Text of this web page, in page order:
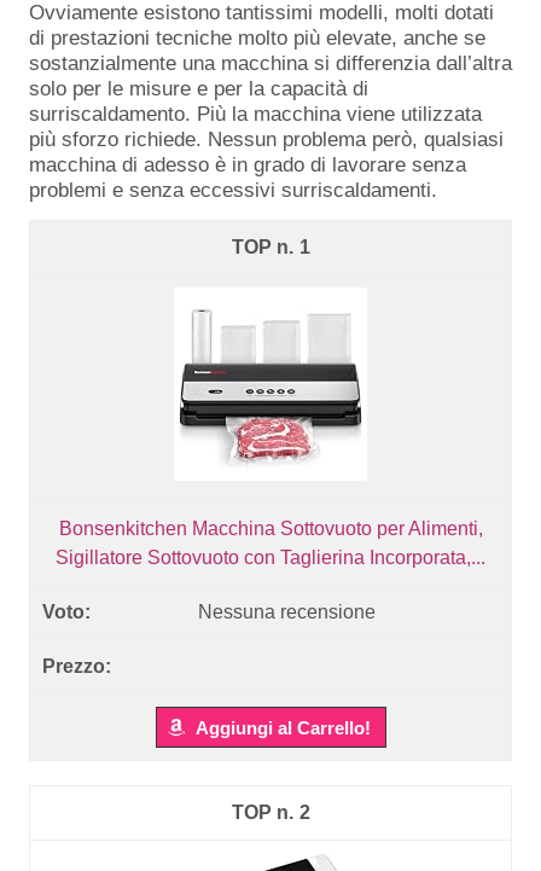
Ovviamente esistono tantissimi modelli, molti dotati
di prestazioni tecniche molto più elevate, anche se
sostanzialmente una macchina si differenzia dall’altra
solo per le misure e per la capacità di
surriscaldamento. Più la macchina viene utilizzata
più sforzo richiede. Nessun problema però, qualsiasi
macchina di adesso è in grado di lavorare senza
problemi e senza eccessivi surriscaldamenti.
1
Bonsenkitchen Macchina Sottovuoto per Alimenti,
Sigillatore Sottovuoto con Taglierina Incorporata,...
Nessuna recensione
Aggiungi al Carrello!
2